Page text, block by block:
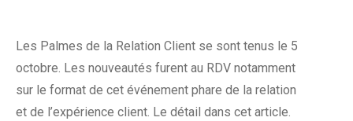
Les Palmes de la Relation Client se sont tenus le 5
octobre. Les nouveautés furent au RDV notamment
sur le format de cet événement phare de la relation
et de l’expérience client. Le détail dans cet article.